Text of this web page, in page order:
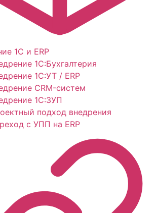
1С и ERP
1С:Бухгалтерия
1С:УТ / ERP
CRM-систем
1С:ЗУП
подход внедрения
с УПП на ERP